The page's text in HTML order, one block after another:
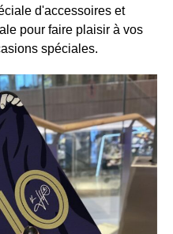
d'accessoires et
pour faire plaisir à vos
spéciales.